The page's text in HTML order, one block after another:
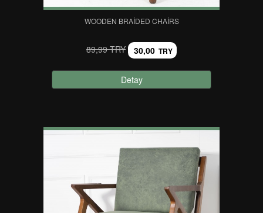
WOODEN BRAIDED CHAIRS
89,99 TRY 30,00 TRY
Detay